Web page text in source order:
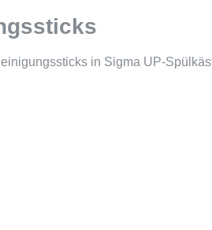
in Sigma UP-